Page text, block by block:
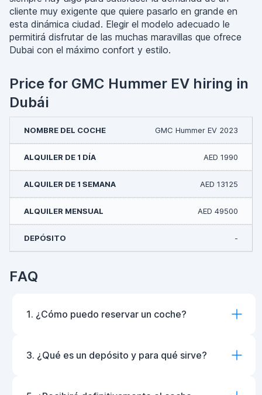
cliente muy exigente que quiere pasarlo en grande en
esta dinámica ciudad. Elegir el modelo adecuado le
permitirá disfrutar de las muchas maravillas que ofrece
Dubai con el máximo confort y estilo.
Price for GMC Hummer EV hiring in
Dubái
GMC Hummer EV 2023
AED 1990
AED 13125
AED 49500
-
FAQ
1. ¿Cómo puedo reservar un coche?
3. ¿Qué es un depósito y para qué sirve?